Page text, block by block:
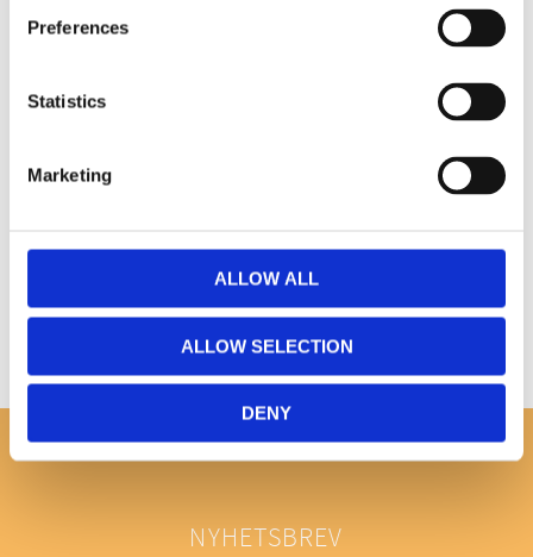
Preferences
Statistics
Marketing
ALLOW ALL
ALLOW SELECTION
DENY
Bli den första att lämna ett omdöme.
NYHETSBREV